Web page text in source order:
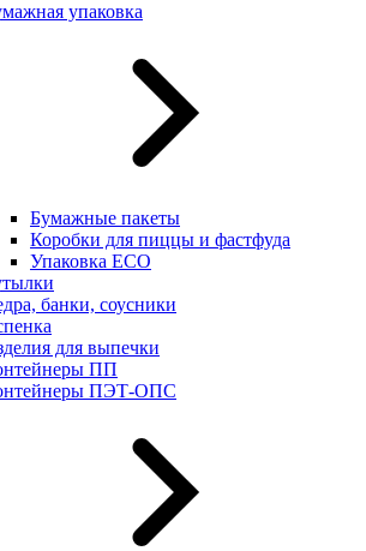
упаковка
Бумажные пакеты
Коробки для пиццы и фастфуда
Упаковка ECO
банки, соусники
для выпечки
ПП
ПЭТ-ОПС